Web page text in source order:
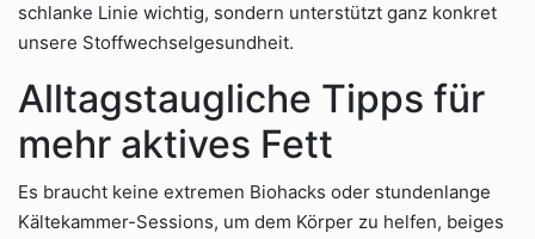
schlanke Linie wichtig, sondern unterstützt ganz konkret
unsere Stoffwechselgesundheit.
Alltagstaugliche Tipps für
mehr aktives Fett
Es braucht keine extremen Biohacks oder stundenlange
Kältekammer-Sessions, um dem Körper zu helfen, beiges